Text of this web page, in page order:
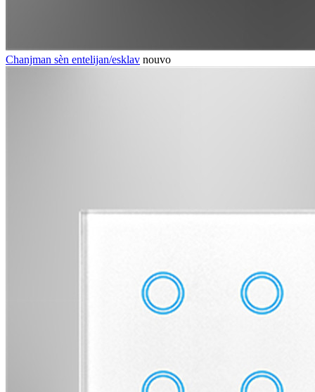
Chanjman sèn entelijan/esklav nouvo